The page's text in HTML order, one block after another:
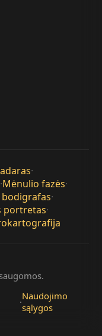
·
·Mėnulio fazės·
bodigrafas·
portretas·
·Naudojimo
sąlygos